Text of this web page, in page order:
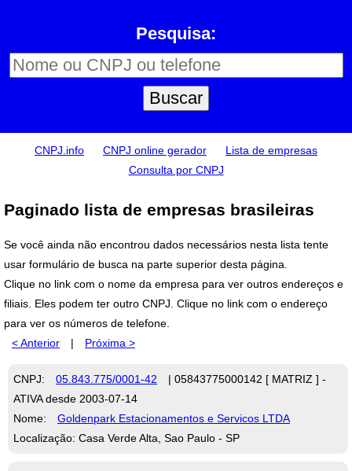
Pesquisa:
CNPJ.info CNPJ online gerador
Lista de empresas
Consulta por CNPJ
Paginado lista de empresas brasileiras
Se você ainda não encontrou dados necessários nesta lista tente
usar formulário de busca na parte superior desta página.
Clique no link com o nome da empresa para ver outros endereços e
filiais. Eles podem ter outro CNPJ. Clique no link com o endereço
para ver os números de telefone.
< Anterior
| Próxima >
CNPJ: 05.843.775/0001-42
| 05843775000142 [ MATRIZ ] -
ATIVA desde 2003-07-14
Nome:
Goldenpark Estacionamentos e Servicos LTDA
Localização: Casa Verde Alta, Sao Paulo - SP